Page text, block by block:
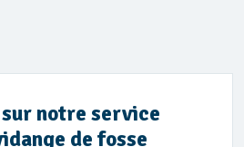
notre service
de fosse